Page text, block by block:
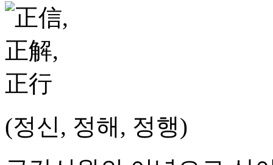
(정신, 정해, 정행)